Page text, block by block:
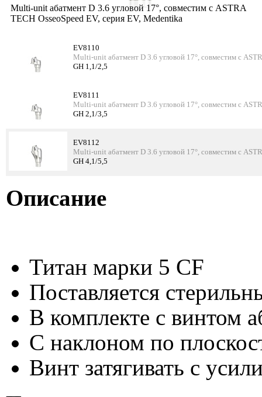
Multi-unit абатмент D 3.6 угловой 17°, совместим с ASTRA
TECH OsseoSpeed EV, серия EV, Medentika
EV8110
Multi-unit абатмент D 3.6 угловой 17°, совместим с
GH 1,1/2,5
EV8111
Multi-unit абатмент D 3.6 угловой 17°, совместим с
GH 2,1/3,5
EV8112
Multi-unit абатмент D 3.6 угловой 17°, совместим с
GH 4,1/5,5
Описание
Титан марки 5 CF
Поставляется
В комплекте с винтом
С наклоном по
Винт затягивать с